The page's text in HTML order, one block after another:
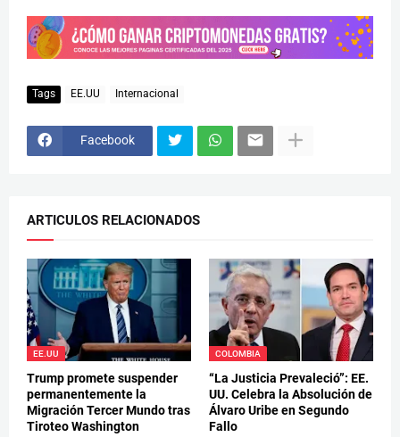
Tags EE.UU Internacional
Facebook
ARTICULOS RELACIONADOS
EE.UU
Trump promete suspender
permanentemente la
Migración Tercer Mundo tras
Tiroteo Washington
COLOMBIA
“La Justicia Prevaleció”: EE.
UU. Celebra la Absolución de
Álvaro Uribe en Segundo
Fallo